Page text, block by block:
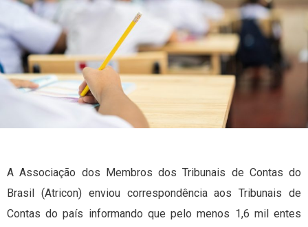
A Associação dos Membros dos Tribunais de Contas do
Brasil (Atricon) enviou correspondência aos Tribunais de
Contas do país informando que pelo menos 1,6 mil entes